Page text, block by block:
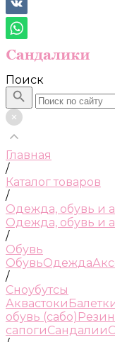
Поиск
Главная
/
Каталог товаров
/
Одежда, обувь и
Одежда, обувь и
/
Обувь
ОбувьОдежда
/
Сноубутсы
Аквастоки
обувь (сабо)
сапогиСандалии